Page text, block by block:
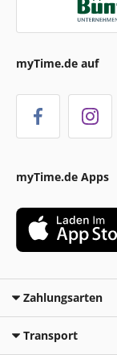
myTime.de auf
myTime.de Apps
Zahlungsarten
Transport